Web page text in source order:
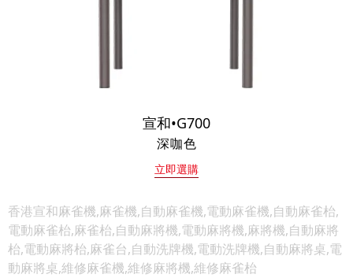
宣和•G700
深咖色
立即選購
香港宣和麻雀機,麻雀機,自動麻雀機,電動麻雀機,自動麻雀枱,
電動麻雀枱,麻雀枱,自動麻將機,電動麻將機,麻將機,自動麻將
枱,電動麻將枱,麻雀台,自動洗牌機,電動洗牌機,自動麻將桌,電
動麻將桌,維修麻雀機,維修麻將機,維修麻雀枱